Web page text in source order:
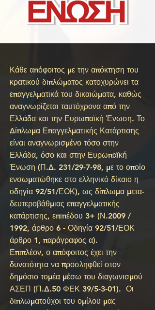
Κάθε απόφοιτος με την απόκτηση του
κρατικού διπλώματος κατοχυρώνει τα
επαγγελματικά του δικαιώματα, καθώς
αναγνωρίζεται ταυτόχρονα από την
Ελλάδα και την Ευρωπαϊκή Ένωση. Το
Δίπλωμα Επαγγελματικής Κατάρτισης
είναι αναγνωρισμένο τόσο στην
Ελλάδα, όσο και στην Ευρωπαϊκή
Ένωση (Π.Δ. 231/29-7-98, με το οποίο
ενσωματώθηκε στο ελληνικό δίκαιο η
οδηγία 92/51/ΕΟΚ), ως δίπλωμα μετα-
δευτεροβάθμιας επαγγελματικής
κατάρτισης, επιπέδου 3+ (Ν.2009 /
1992, άρθρο 6 - Οδηγία 92/51/ΕΟΚ
άρθρο 1, παράγραφος α).
Επιπλέον, ο απόφοιτος έχει την
δυνατότητα να προσληφθεί στον
δημόσιο τομέα μέσω του διαγωνισμού
ΑΣΕΠ (Π.Δ.50 ΦΕΚ 39/5-3-01). Οι
διπλωματούχοι του ομίλου μας